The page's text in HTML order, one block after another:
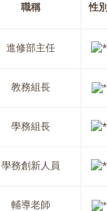
職稱 性
進修部主任
教務組長
學務組長
學務創新人員
輔導老師